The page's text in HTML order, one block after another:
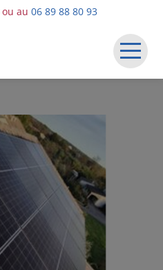
ou au 06 89 88 80 93